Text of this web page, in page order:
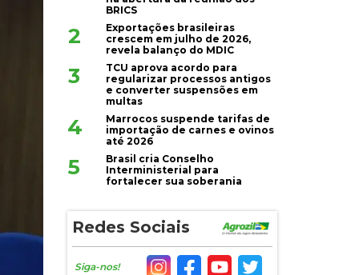
BRICS
2
Exportações brasileiras
crescem em julho de 2026,
revela balanço do MDIC
3
TCU aprova acordo para
regularizar processos antigos
e converter suspensões em
multas
4
Marrocos suspende tarifas de
importação de carnes e ovinos
até 2026
5
Brasil cria Conselho
Interministerial para
fortalecer sua soberania
Redes Sociais
Siga-nos!